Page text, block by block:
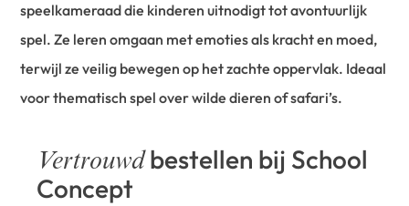
speelkameraad die kinderen uitnodigt tot avontuurlijk
spel. Ze leren omgaan met emoties als kracht en moed,
terwijl ze veilig bewegen op het zachte oppervlak. Ideaal
voor thematisch spel over wilde dieren of safari’s.
Vertrouwdbestellen bij School
Concept